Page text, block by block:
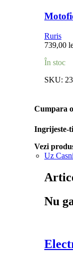
Ruris
739,00
În stoc
SKU:
Cumpara
Ingrijeste-
Vezi
Uz
Nu